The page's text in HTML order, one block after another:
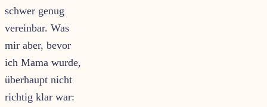
schwer genug
vereinbar. Was
mir aber, bevor
ich Mama wurde,
überhaupt nicht
richtig klar war: